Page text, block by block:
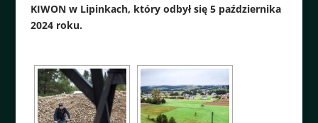
KIWON w Lipinkach, który odbył się 5 października
2024 roku.